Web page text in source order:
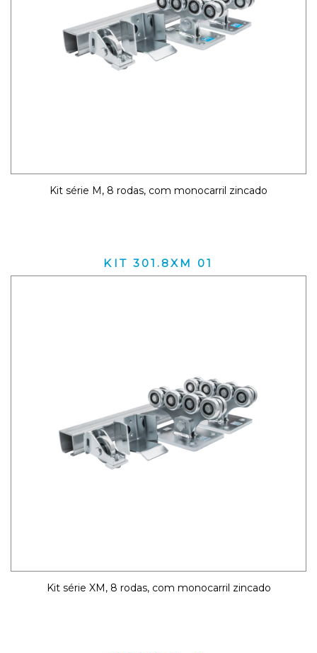
Kit série M, 8 rodas, com monocarril zincado
KIT 301.8XM 01
Kit série XM, 8 rodas, com monocarril zincado